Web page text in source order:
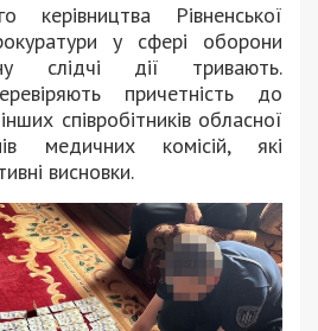
керівництва Рівненської
у сфері оборони
слідчі дії тривають.
причетність до
співробітників обласної
медичних комісій, які
висновки.